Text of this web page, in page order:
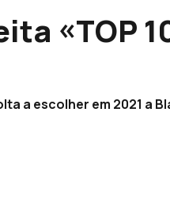
«TOP
a escolher em 2021 a